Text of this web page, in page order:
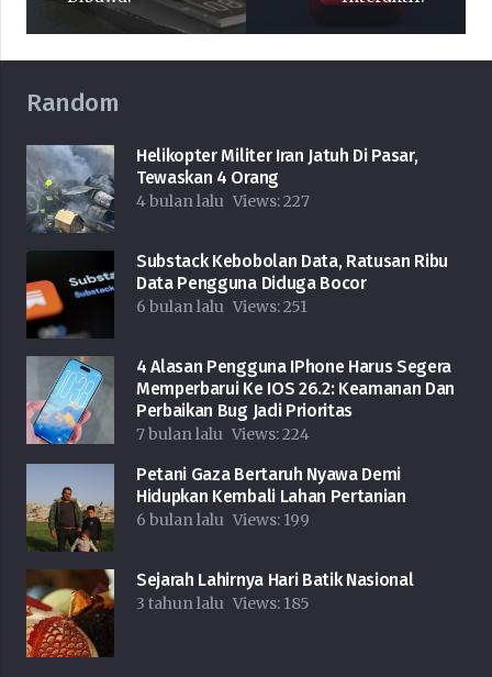
Random
Helikopter Militer Iran Jatuh Di Pasar,
Tewaskan 4 Orang
4 bulan lalu Views:227
Substack Kebobolan Data, Ratusan Ribu
Data Pengguna Diduga Bocor
6 bulan lalu Views:251
4 Alasan Pengguna IPhone Harus Segera
Memperbarui Ke IOS 26.2: Keamanan Dan
Perbaikan Bug Jadi Prioritas
7 bulan lalu Views:224
Petani Gaza Bertaruh Nyawa Demi
Hidupkan Kembali Lahan Pertanian
6 bulan lalu Views: 199
Sejarah Lahirnya Hari Batik Nasional
3 tahun lalu Views: 185